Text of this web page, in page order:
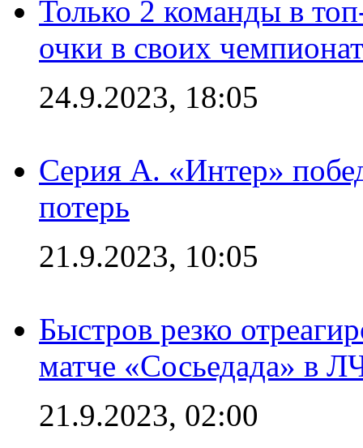
Только 2 команды в
очки в своих
24.9.2023, 18:05
Серия А. «Интер»
потерь
21.9.2023, 10:05
Быстров резко
матче «Сосьедада» в
21.9.2023, 02:00